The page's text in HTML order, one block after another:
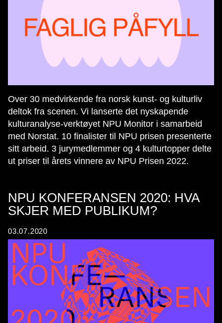
Over 30 medvirkende fra norsk kunst- og kulturliv
deltok fra scenen. Vi lanserte det nyskapende
kulturanalyse-verktøyet NPU Monitor i samarbeid
med Norstat. 10 finalister til NPU prisen presenterte
sitt arbeid. 3 jurymedlemmer og 4 kulturtopper delte
ut priser til årets vinnere av NPU Prisen 2022.
NPU KONFERANSEN 2020: HVA
SKJER MED PUBLIKUM?
03.07.2020